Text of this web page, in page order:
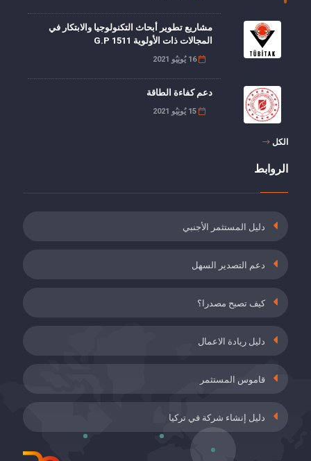
مشاريع تطوير أبحاث التكنولوجيا والابتكار في
المجالات ذات الأولوية G.P 1511
16 يُونِيُو 2021
دعم كفاءة الطاقة
15 يُونِيُو 2021
التدريب أثناء العمل
للغاية
شهادة إنتاجية التوليد المشترك والإنتاج غير المرخص
28 أَبْرِيلُ 2021
الكل
الروابط
دليل المستثمر الأجنبي
دعم التصدير السهل
كيف تصبح مصدرا؟
دليل ريادة الاعمال
قاموس المستثمر
دليل إنشاء شركة في تركيا